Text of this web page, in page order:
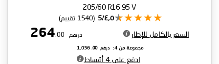
205/60 R16 95 V
٤٫٥/5 (1540 تقييم)
السعر بالكامل للإطار درهم 264
.00
مجموعة من 4: درهم 1,056
.00
ادفع على 4 أقساط